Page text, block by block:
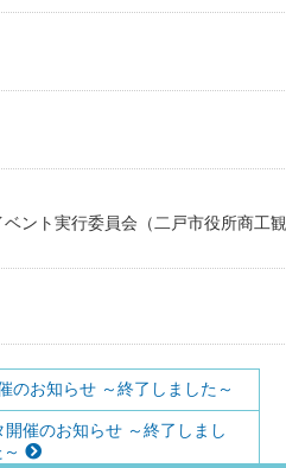
ント実行委員会（二戸市役所商工観
のお知らせ ～終了しました～
催のお知らせ ～終了しまし